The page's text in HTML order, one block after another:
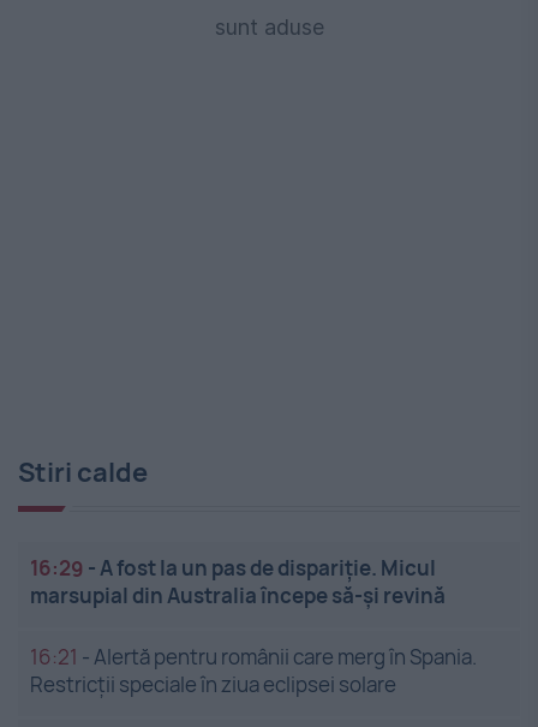
sunt aduse
Stiri calde
16:29 -A fost la un pas de dispariție. Micul
marsupial din Australia începe să-și revină
16:21 -Alertă pentru românii care merg în Spania.
Restricții speciale în ziua eclipsei solare